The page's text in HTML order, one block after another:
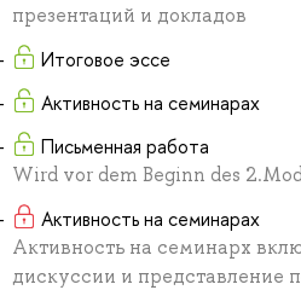
презентаций и докладов
Итоговое эссе
Активность на семинарах
Письменная работа
Wird vor dem Beginn des
Активность на семинарах
Активность на семинарх
дискуссии и представление